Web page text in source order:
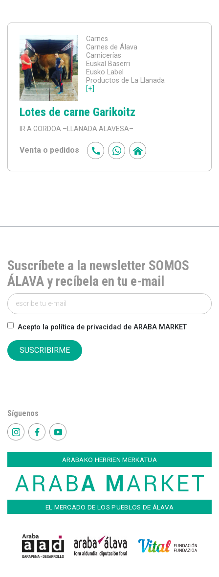
Carnes
Carnes de Álava
Carnicerías
Euskal Baserri
Eusko Label
Productos de La Llanada
[+]
Lotes de carne Garikoitz
IR A GORDOA –LLANADA ALAVESA–
Venta o pedidos
Suscríbete a la newsletter SOMOS
ÁLAVA y recíbela en tu e-mail
Acepto la política de privacidad de ARABA MARKET
SUSCRIBIRME
Síguenos
ARABAKO HERRIEN MERKATUA
EL MERCADO DE LOS PUEBLOS DE ÁLAVA